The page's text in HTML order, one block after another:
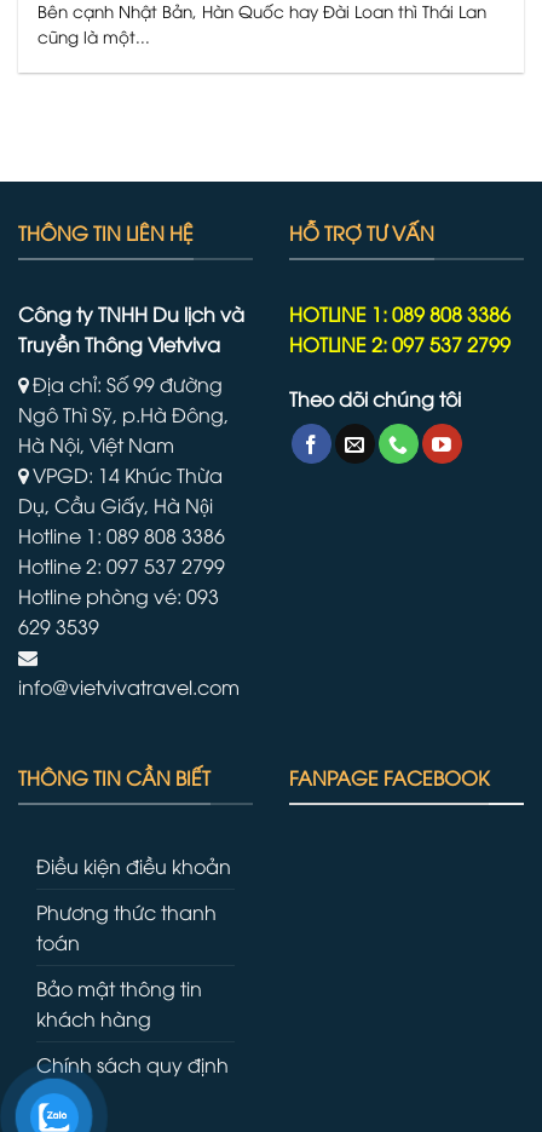
Bên cạnh Nhật Bản, Hàn Quốc hay Đài Loan thì Thái Lan
cũng là một...
THÔNG TIN LIÊN HỆ
Công ty TNHH Du lịch và
Truyền Thông Vietviva
Địa chỉ: Số 99 đường
Ngô Thì Sỹ, p.Hà Đông,
Hà Nội, Việt Nam
VPGD: 14 Khúc Thừa
Dụ, Cầu Giấy, Hà Nội
Hotline 1: 089 808 3386
Hotline 2: 097 537 2799
Hotline phòng vé: 093
629 3539
info@vietvivatravel.com
HỖ TRỢ TƯ VẤN
HOTLINE 1: 089 808 3386
HOTLINE 2: 097 537 2799
Theo dõi chúng tôi
THÔNG TIN CẦN BIẾT
Điều kiện điều khoản
Phương thức thanh
toán
Bảo mật thông tin
khách hàng
Chính sách quy định
FANPAGE FACEBOOK